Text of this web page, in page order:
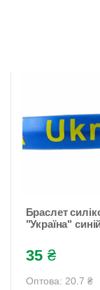
Браслет
"Україна"
35 ₴
Оптова: 20.7 ₴